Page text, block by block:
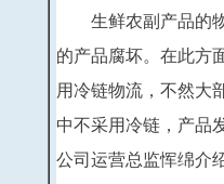
生鲜农副产品的物
的产品腐坏。在此方
用冷链物流，不然大
中不采用冷链，产品
公司运营总监恽绵介